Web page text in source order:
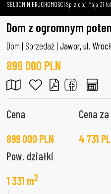
SELDOM NIERUCHOMOŚCI Sp. z o.o.1 Maja 31
Dom z ogromnym
Dom | Sprzedaż |Jawor, ul.
899 000 PLN
Cena
899 000 PLN
Cena za
4 731
Pow. działki
1 331 m2